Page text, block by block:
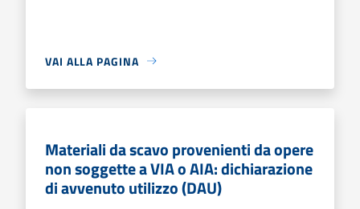
VAI ALLA PAGINA
Materiali da scavo provenienti da opere
non soggette a VIA o AIA: dichiarazione
di avvenuto utilizzo (DAU)